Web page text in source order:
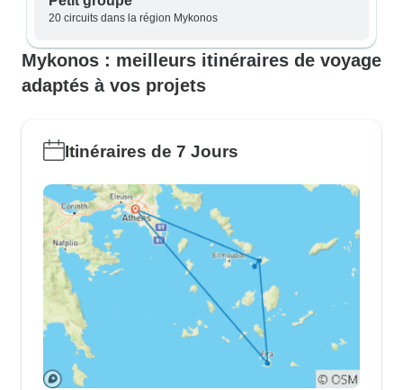
20 circuits dans la région Mykonos
Mykonos : meilleurs itinéraires de voyage
adaptés à vos projets
Itinéraires de 7 Jours